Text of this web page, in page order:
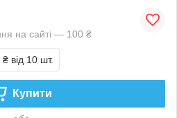
на сайті — 100 ₴
₴ від 10 шт.
Купити